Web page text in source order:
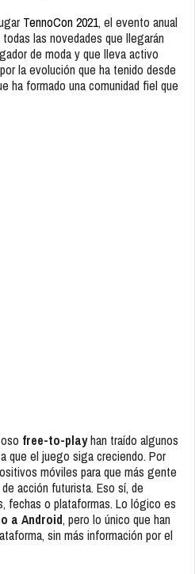
TennoCon 2021, el evento anual
las novedades que llegarán
de moda y que lleva activo
la evolución que ha tenido desde
ha formado una comunidad fiel que
free-to-playhan traído algunos
que el juego siga creciendo. Por
móviles para que más gente
acción futurista. Eso sí, de
fechas o plataformas. Lo lógico es
a Android, pero lo único que han
sin más información por el